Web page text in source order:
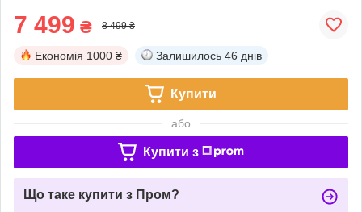
7 499 ₴ 8 499 ₴
Економія 1000 ₴ Залишилось 46 днів
Купити
або
Купити з
Що таке купити з Пром?